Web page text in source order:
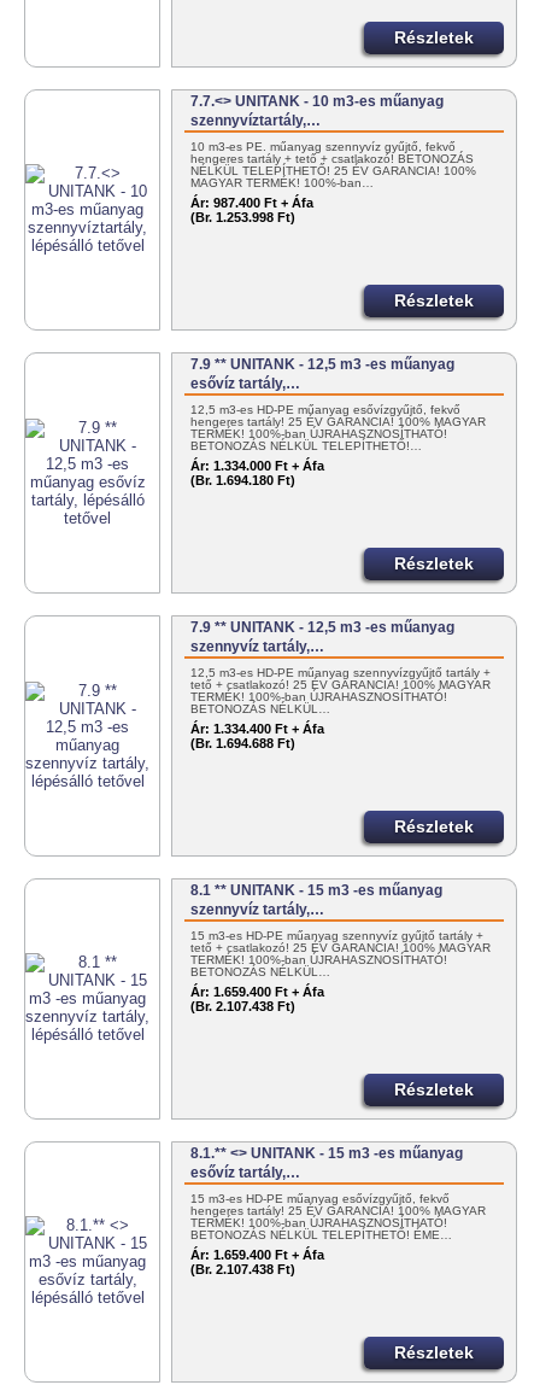
Részletek
7.7.<> UNITANK - 10 m3-es műanyag
szennyvíztartály,…
10 m3-es PE. műanyag szennyvíz gyűjtő, fekvő
hengeres tartály + tető + csatlakozó! BETONOZÁS
NÉLKÜL TELEPÍTHETŐ! 25 ÉV GARANCIA! 100%
MAGYAR TERMÉK! 100%-ban…
Ár: 987.400 Ft + Áfa
(Br. 1.253.998 Ft)
Részletek
7.9 ** UNITANK - 12,5 m3 -es műanyag
esővíz tartály,…
12,5 m3-es HD-PE műanyag esővízgyűjtő, fekvő
hengeres tartály! 25 ÉV GARANCIA! 100% MAGYAR
TERMÉK! 100%-ban ÚJRAHASZNOSÍTHATÓ!
BETONOZÁS NÉLKÜL TELEPÍTHETŐ!…
Ár: 1.334.000 Ft + Áfa
(Br. 1.694.180 Ft)
Részletek
7.9 ** UNITANK - 12,5 m3 -es műanyag
szennyvíz tartály,…
12,5 m3-es HD-PE műanyag szennyvízgyűjtő tartály +
tető + csatlakozó! 25 ÉV GARANCIA! 100% MAGYAR
TERMÉK! 100%-ban ÚJRAHASZNOSÍTHATÓ!
BETONOZÁS NÉLKÜL…
Ár: 1.334.400 Ft + Áfa
(Br. 1.694.688 Ft)
Részletek
8.1 ** UNITANK - 15 m3 -es műanyag
szennyvíz tartály,…
15 m3-es HD-PE műanyag szennyvíz gyűjtő tartály +
tető + csatlakozó! 25 ÉV GARANCIA! 100% MAGYAR
TERMÉK! 100%-ban ÚJRAHASZNOSÍTHATÓ!
BETONOZÁS NÉLKÜL…
Ár: 1.659.400 Ft + Áfa
(Br. 2.107.438 Ft)
Részletek
8.1.** <> UNITANK - 15 m3 -es műanyag
esővíz tartály,…
15 m3-es HD-PE műanyag esővízgyűjtő, fekvő
hengeres tartály! 25 ÉV GARANCIA! 100% MAGYAR
TERMÉK! 100%-ban ÚJRAHASZNOSÍTHATÓ!
BETONOZÁS NÉLKÜL TELEPÍTHETŐ! ÉME…
Ár: 1.659.400 Ft + Áfa
(Br. 2.107.438 Ft)
Részletek